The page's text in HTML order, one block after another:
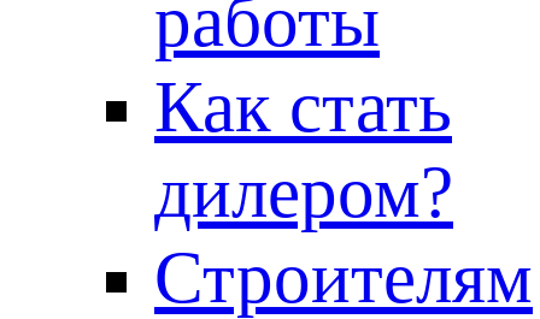
работы
Как стать
дилером?
Строителям